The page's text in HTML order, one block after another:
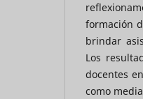
formación
brindar
Los
docentes
como